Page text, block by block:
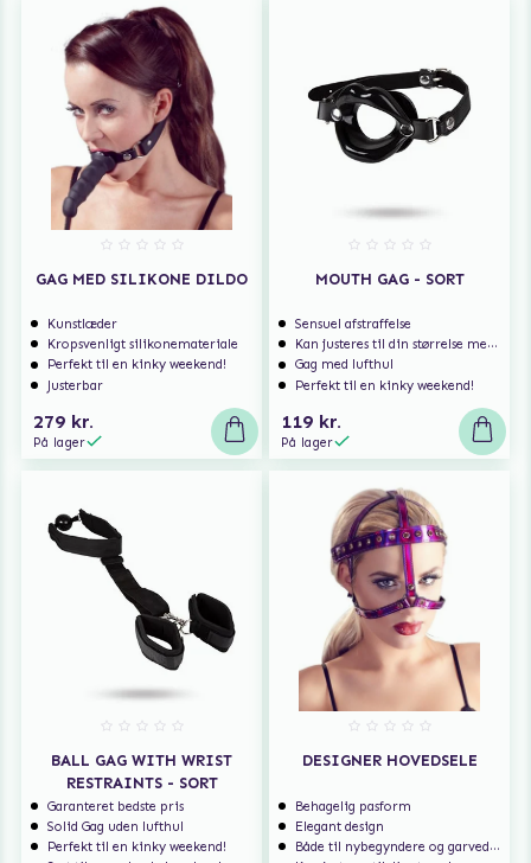
GAG MED SILIKONE DILDO
Kunstlæder
Kropsvenligt silikonemateriale
Perfekt til en kinky weekend!
Justerbar
279 kr.
På lager
MOUTH GAG - SORT
Sensuel afstraffelse
Kan justeres til din størrelse med spænderne
Gag med lufthul
Perfekt til en kinky weekend!
119 kr.
På lager
BALL GAG WITH WRIST
RESTRAINTS - SORT
Garanteret bedste pris
Solid Gag uden lufthul
Perfekt til en kinky weekend!
DESIGNER HOVEDSELE
Behagelig pasform
Elegant design
Både til nybegyndere og garvede eksperter